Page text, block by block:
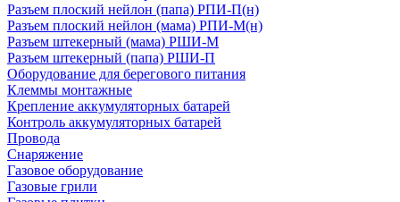
Разъем плоский нейлон (папа) РПИ-П(н)
Разъем плоский нейлон (мама) РПИ-М(н)
Разъем штекерный (мама) РШИ-М
Разъем штекерный (папа) РШИ-П
Оборудование для берегового питания
Клеммы монтажные
Крепление аккумуляторных батарей
Контроль аккумуляторных батарей
Провода
Снаряжение
Газовое оборудование
Газовые грили